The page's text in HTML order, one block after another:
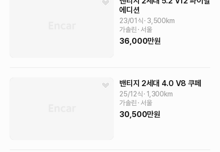
에디션
23/01식 3,500km
가솔린
서울
36,000만원
밴티지 2세대 4.0 V8 쿠페
25/12식 1,300km
가솔린
서울
30,500만원